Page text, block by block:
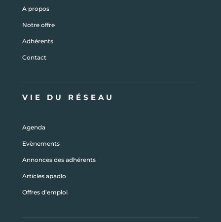
A propos
Notre offre
Adhérents
Contact
VIE DU RÉSEAU
Agenda
Evènements
Annonces des adhérents
Articles apadlo
Offres d’emploi